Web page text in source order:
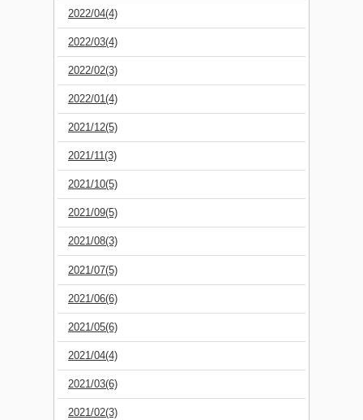
2022/04(4)
2022/03(4)
2022/02(3)
2022/01(4)
2021/12(5)
2021/11(3)
2021/10(5)
2021/09(5)
2021/08(3)
2021/07(5)
2021/06(6)
2021/05(6)
2021/04(4)
2021/03(6)
2021/02(3)